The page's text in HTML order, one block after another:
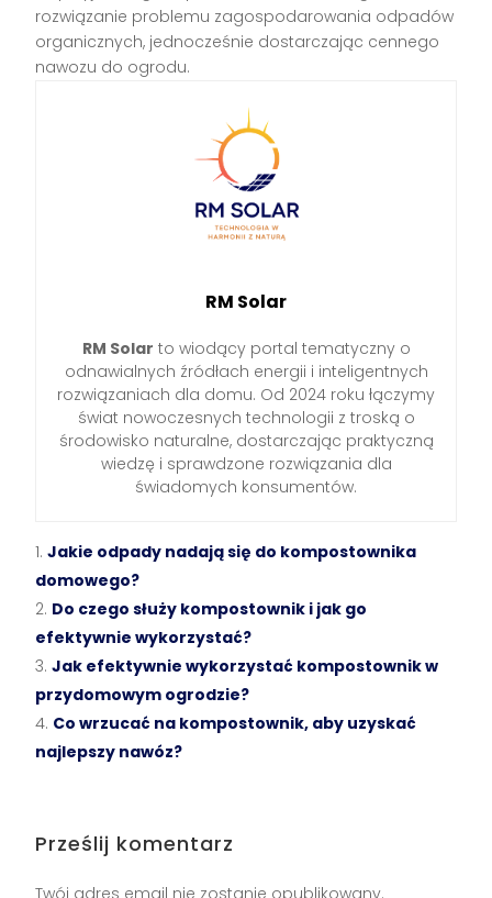
rozwiązanie problemu zagospodarowania odpadów
organicznych, jednocześnie dostarczając cennego
nawozu do ogrodu.
RM Solar
RM Solar to wiodący portal tematyczny o
odnawialnych źródłach energii i inteligentnych
rozwiązaniach dla domu. Od 2024 roku łączymy
świat nowoczesnych technologii z troską o
środowisko naturalne, dostarczając praktyczną
wiedzę i sprawdzone rozwiązania dla
świadomych konsumentów.
Jakie odpady nadają się do kompostownika
domowego?
Do czego służy kompostownik i jak go
efektywnie wykorzystać?
Jak efektywnie wykorzystać kompostownik w
przydomowym ogrodzie?
Co wrzucać na kompostownik, aby uzyskać
najlepszy nawóz?
Prześlij komentarz
Twój adres email nie zostanie opublikowany.